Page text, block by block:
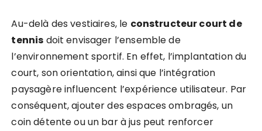
Au-delà des vestiaires, le constructeur court de
tennis doit envisager l’ensemble de
l’environnement sportif. En effet, l’implantation du
court, son orientation, ainsi que l’intégration
paysagère influencent l’expérience utilisateur. Par
conséquent, ajouter des espaces ombragés, un
coin détente ou un bar à jus peut renforcer